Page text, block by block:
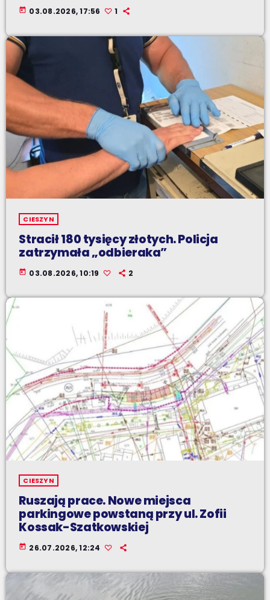
today 03.08.2026, 17:56 1
CIESZYN
Stracił 180 tysięcy złotych. Policja
zatrzymała „odbieraka”
today 03.08.2026, 10:19 2
CIESZYN
Ruszają prace. Nowe miejsca
parkingowe powstaną przy ul. Zofii
Kossak-Szatkowskiej
today 26.07.2026, 12:24